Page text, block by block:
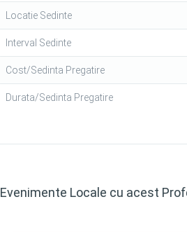
Locatie Sedinte
Interval Sedinte
Cost/Sedinta Pregatire
Durata/Sedinta Pregatire
Evenimente Locale cu acest